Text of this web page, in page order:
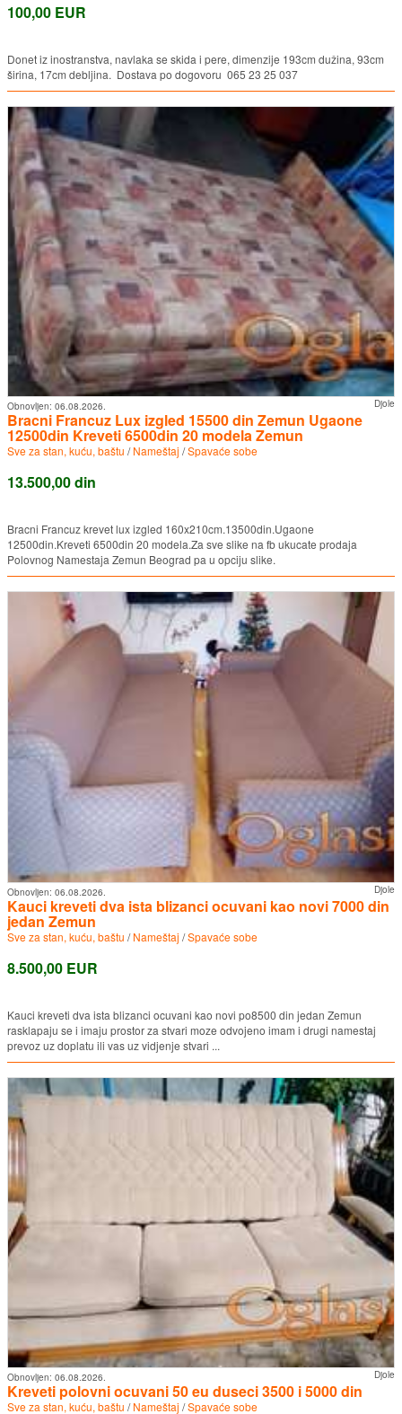
100,00 EUR
Donet iz inostranstva, navlaka se skida i pere, dimenzije 193cm dužina, 93cm
širina, 17cm debljina. Dostava po dogovoru 065 23 25 037
Djole
Obnovljen: 06.08.2026.
Bracni Francuz Lux izgled 15500 din Zemun Ugaone
12500din Kreveti 6500din 20 modela Zemun
Sve za stan, kuću, baštu /Nameštaj /Spavaće sobe
13.500,00 din
Bracni Francuz krevet lux izgled 160x210cm.13500din.Ugaone
12500din.Kreveti 6500din 20 modela.Za sve slike na fb ukucate prodaja
Polovnog Namestaja Zemun Beograd pa u opciju slike.
Djole
Obnovljen: 06.08.2026.
Kauci kreveti dva ista blizanci ocuvani kao novi 7000 din
jedan Zemun
Sve za stan, kuću, baštu /Nameštaj /Spavaće sobe
8.500,00 EUR
Kauci kreveti dva ista blizanci ocuvani kao novi po8500 din jedan Zemun
rasklapaju se i imaju prostor za stvari moze odvojeno imam i drugi namestaj
prevoz uz doplatu ili vas uz vidjenje stvari ...
Djole
Obnovljen: 06.08.2026.
Kreveti polovni ocuvani 50 eu duseci 3500 i 5000 din
Sve za stan, kuću, baštu /Nameštaj /Spavaće sobe